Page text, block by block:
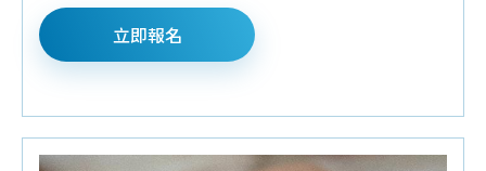
酷咕鴨電子體溫計
♦預約報名禮:
培寶溢乳墊+擠乳袋
♦請攜帶媽媽手冊入場.每本限領乙次並全程參加
立即報名